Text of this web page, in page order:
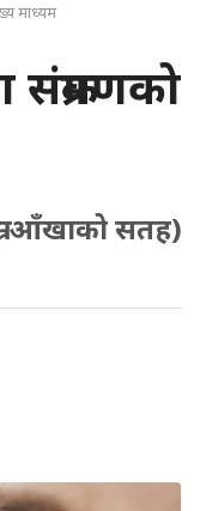
माध्यम
आँखाको सतह)